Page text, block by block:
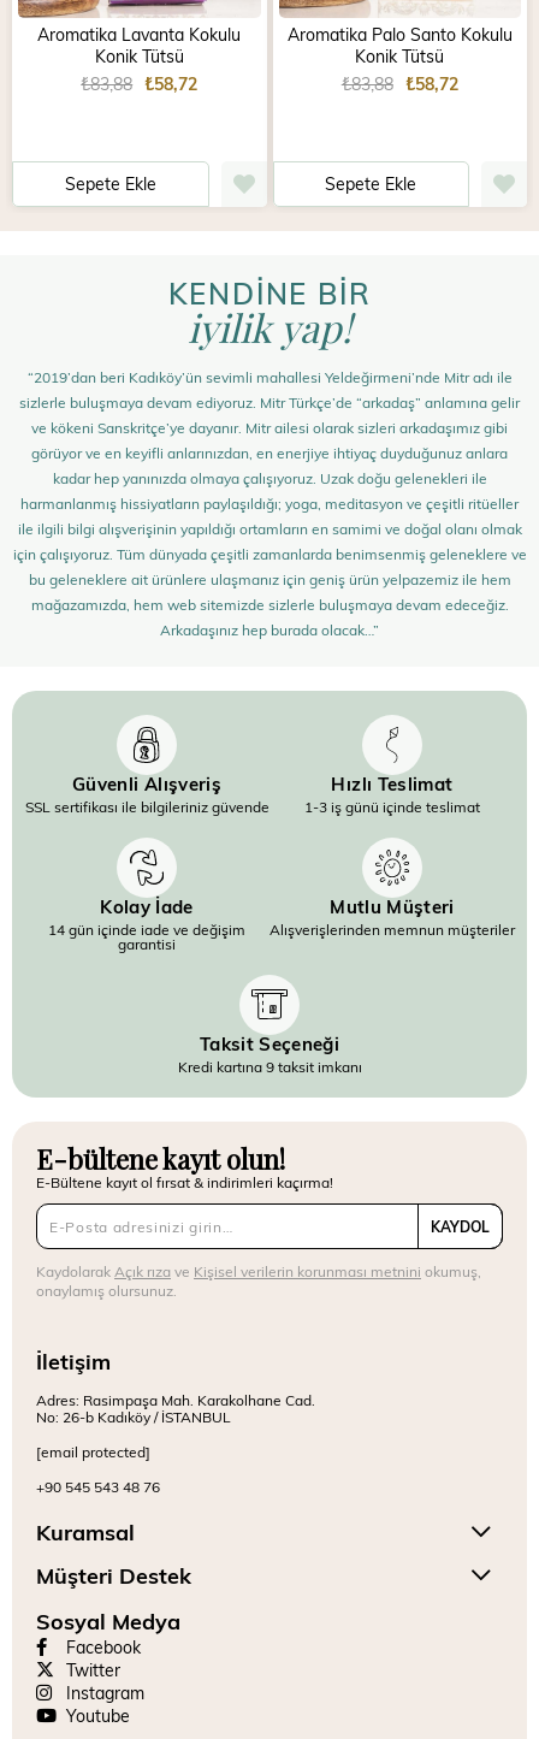
Aromatika Lavanta Kokulu
Konik Tütsü
₺58,72
₺83,88
Sepete Ekle
Aromatika Palo Santo Kokulu
Konik Tütsü
₺58,72
₺83,88
Sepete Ekle
KENDİNE BİR
iyilik yap!
“2019’dan beri Kadıköy’ün sevimli mahallesi Yeldeğirmeni’nde Mitr adı ile
sizlerle buluşmaya devam ediyoruz. Mitr Türkçe’de “arkadaş” anlamına gelir
ve kökeni Sanskritçe’ye dayanır. Mitr ailesi olarak sizleri arkadaşımız gibi
görüyor ve en keyifli anlarınızdan, en enerjiye ihtiyaç duyduğunuz anlara
kadar hep yanınızda olmaya çalışıyoruz. Uzak doğu gelenekleri ile
harmanlanmış hissiyatların paylaşıldığı; yoga, meditasyon ve çeşitli ritüeller
ile ilgili bilgi alışverişinin yapıldığı ortamların en samimi ve doğal olanı olmak
için çalışıyoruz. Tüm dünyada çeşitli zamanlarda benimsenmiş geleneklere ve
bu geleneklere ait ürünlere ulaşmanız için geniş ürün yelpazemiz ile hem
mağazamızda, hem web sitemizde sizlerle buluşmaya devam edeceğiz.
Arkadaşınız hep burada olacak…”
Güvenli Alışveriş
SSL sertifikası ile bilgileriniz güvende
Hızlı Teslimat
1-3 iş günü içinde teslimat
Kolay İade
14 gün içinde iade ve değişim
garantisi
Mutlu Müşteri
Alışverişlerinden memnun müşteriler
Taksit Seçeneği
Kredi kartına 9 taksit imkanı
E-bültene kayıt olun!
E-Bültene kayıt ol fırsat & indirimleri kaçırma!
KAYDOL
Kaydolarak Açık rızave Kişisel verilerin korunması metnini okumuş,
onaylamış olursunuz.
İletişim
Adres: Rasimpaşa Mah. Karakolhane Cad.
No: 26-b Kadıköy / İSTANBUL
[email protected]
+90 545 543 48 76
Kuramsal
Müşteri Destek
Sosyal Medya
Facebook
Twitter
Instagram
Youtube